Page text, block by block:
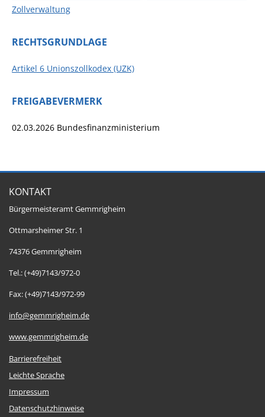
Zollverwaltung
RECHTSGRUNDLAGE
Artikel 6 Unionszollkodex (UZK)
FREIGABEVERMERK
02.03.2026 Bundesfinanzministerium
KONTAKT
Bürgermeisteramt Gemmrigheim
Ottmarsheimer Str. 1
74376 Gemmrigheim
Tel.: (+49)7143/972-0
Fax: (+49)7143/972-99
info@gemmrigheim.de
www.gemmrigheim.de
Barrierefreiheit
Leichte Sprache
Impressum
Datenschutzhinweise